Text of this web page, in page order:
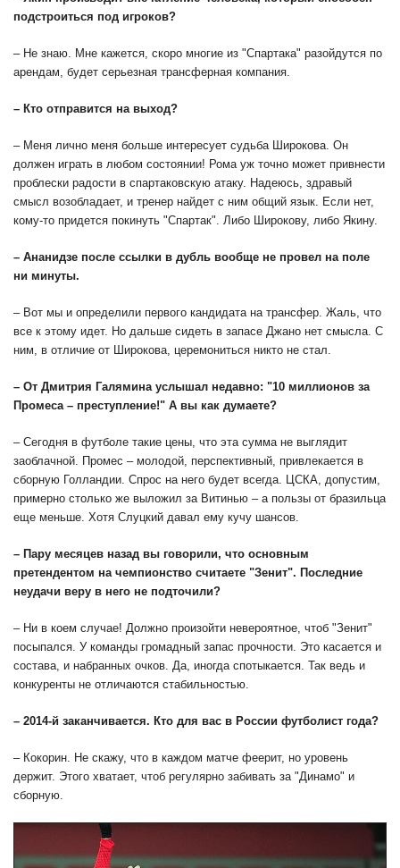
подстроиться под игроков?
– Не знаю. Мне кажется, скоро многие из "Спартака" разойдутся по
арендам, будет серьезная трансферная компания.
– Кто отправится на выход?
– Меня лично меня больше интересует судьба Широкова. Он
должен играть в любом состоянии! Рома уж точно может привнести
проблески радости в спартаковскую атаку. Надеюсь, здравый
смысл возобладает, и тренер найдет с ним общий язык. Если нет,
кому-то придется покинуть "Спартак". Либо Широкову, либо Якину.
– Ананидзе после ссылки в дубль вообще не провел на поле
ни минуты.
– Вот мы и определили первого кандидата на трансфер. Жаль, что
все к этому идет. Но дальше сидеть в запасе Джано нет смысла. С
ним, в отличие от Широкова, церемониться никто не стал.
– От Дмитрия Галямина услышал недавно: "10 миллионов за
Промеса – преступление!" А вы как думаете?
– Сегодня в футболе такие цены, что эта сумма не выглядит
заоблачной. Промес – молодой, перспективный, привлекается в
сборную Голландии. Спрос на него будет всегда. ЦСКА, допустим,
примерно столько же выложил за Витинью – а пользы от бразильца
еще меньше. Хотя Слуцкий давал ему кучу шансов.
– Пару месяцев назад вы говорили, что основным
претендентом на чемпионство считаете "Зенит". Последние
неудачи веру в него не подточили?
– Ни в коем случае! Должно произойти невероятное, чтоб "Зенит"
посыпался. У команды громадный запас прочности. Это касается и
состава, и набранных очков. Да, иногда спотыкается. Так ведь и
конкуренты не отличаются стабильностью.
– 2014-й заканчивается. Кто для вас в России футболист года?
– Кокорин. Не скажу, что в каждом матче феерит, но уровень
держит. Этого хватает, чтоб регулярно забивать за "Динамо" и
сборную.